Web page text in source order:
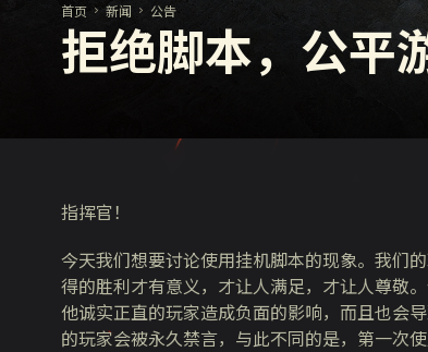
首页 新闻 公告
拒绝脚本，公平
指挥官！
今天我们想要讨论使用挂机脚本的现象。我们
得的胜利才有意义，才让人满足，才让人尊敬
他诚实正直的玩家造成负面的影响，而且也会
的玩家会被永久禁言，与此不同的是，第一次